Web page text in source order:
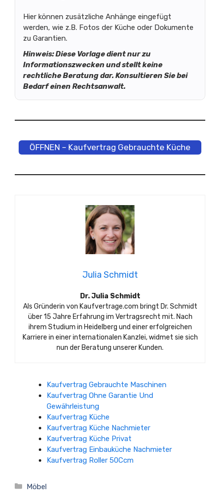
Hier können zusätzliche Anhänge eingefügt
werden, wie z.B. Fotos der Küche oder Dokumente
zu Garantien.
Hinweis: Diese Vorlage dient nur zu
Informationszwecken und stellt keine
rechtliche Beratung dar. Konsultieren Sie bei
Bedarf einen Rechtsanwalt.
ÖFFNEN – Kaufvertrag Gebrauchte Küche
Julia Schmidt
Dr. Julia Schmidt
Als Gründerin von Kaufvertrage.com bringt Dr. Schmidt
über 15 Jahre Erfahrung im Vertragsrecht mit. Nach
ihrem Studium in Heidelberg und einer erfolgreichen
Karriere in einer internationalen Kanzlei, widmet sie sich
nun der Beratung unserer Kunden.
Kaufvertrag Gebrauchte Maschinen
Kaufvertrag Ohne Garantie Und
Gewährleistung
Kaufvertrag Küche
Kaufvertrag Küche Nachmieter
Kaufvertrag Küche Privat
Kaufvertrag Einbauküche Nachmieter
Kaufvertrag Roller 50Ccm
Kategorien
Möbel